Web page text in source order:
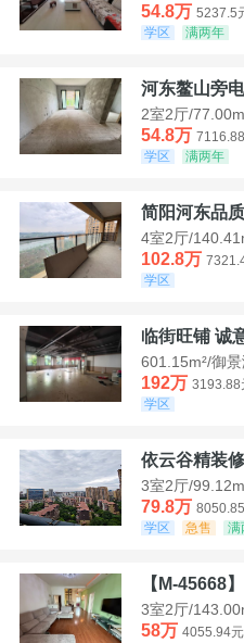
54.8万 5237.5
学区
满两年
河东鳌山旁
2室2厅/
54.8万
学区
满两年
简阳河东品
4室2厅/
102.8万
学区
临街旺铺 诚
601.15m²/御
192万 3193.88
学区
依云谷精装
3室2厅/
79.8万
学区
急售 满
【M-45668
3室2厅/
58万 4055.94元